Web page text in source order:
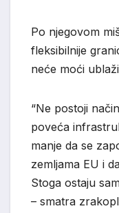
Po njegovom
fleksibilnije
neće moći
“Ne postoji
poveća
manje da se
zemljama EU i
Stoga ostaju
– ​​smatra